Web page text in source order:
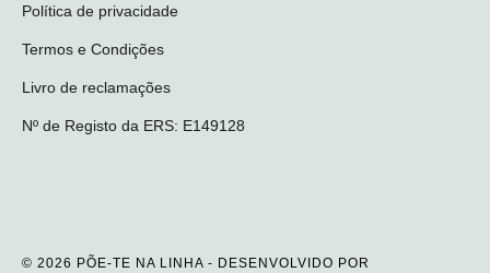
Política de privacidade
Termos e Condições
Livro de reclamações
Nº de Registo da ERS: E149128
© 2026 PÕE-TE NA LINHA - DESENVOLVIDO POR